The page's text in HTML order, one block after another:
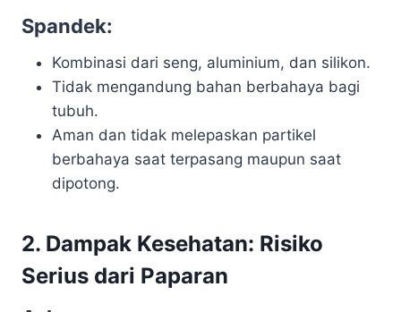
Spandek:
Kombinasi dari seng, aluminium, dan silikon.
Tidak mengandung bahan berbahaya bagi
tubuh.
Aman dan tidak melepaskan partikel
berbahaya saat terpasang maupun saat
dipotong.
2. Dampak Kesehatan: Risiko
Serius dari Paparan